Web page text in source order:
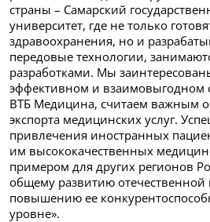
страны – Самарский
университет, где не только
здравоохранения, но и
передовые технологии,
разработками. Мы
эффективном и взаимовыгодном
ВТБ Медицина, считаем важным
экспорта медицинских услуг.
привлечения иностранных
им высококачественных
примером для других регионов
общему развитию
повышению ее
уровне».